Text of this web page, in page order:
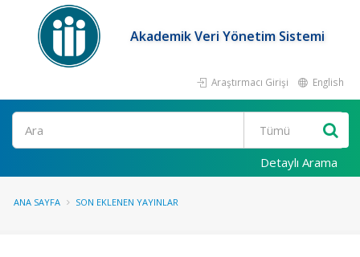
Akademik Veri Yönetim Sistemi
Araştırmacı Girişi English
Ara
Detaylı Arama
ANA SAYFA SON EKLENEN YAYINLAR